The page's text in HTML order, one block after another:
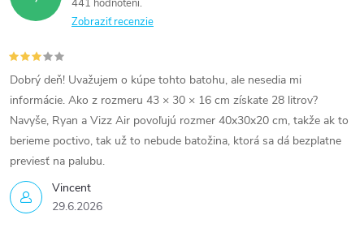
441 hodnotení
Zobraziť recenzie
Vincent
29.6.2026
Dobrý deň! Uvažujem o kúpe tohto batohu, ale nesedia mi
informácie. Ako z rozmeru 43 × 30 × 16 cm získate 28 litrov?
Navyše, Ryan a Vizz Air povoľujú rozmer 40x30x20 cm, takže ak to
berieme poctivo, tak už to nebude batožina, ktorá sa dá bezplatne
previesť na palubu.